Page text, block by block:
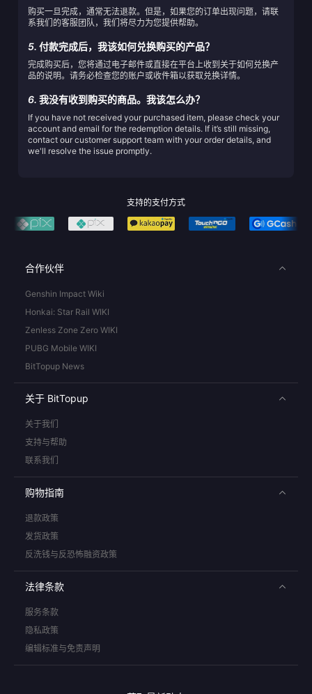
购买一旦完成，通常无法退款。但是，如果您的订单出现问题，请联
系我们的客服团队，我们将尽力为您提供帮助。
5. 付款完成后，我该如何兑换购买的产品？
完成购买后，您将通过电子邮件或直接在平台上收到关于如何兑换产
品的说明。请务必检查您的账户或收件箱以获取兑换详情。
6. 我没有收到购买的商品。我该怎么办？
If you have not received your purchased item, please check your
account and email for the redemption details. If it’s still missing,
contact our customer support team with your order details, and
we'll resolve the issue promptly.
支持的支付方式
合作伙伴
Genshin Impact Wiki
Honkai: Star Rail WIKI
Zenless Zone Zero WIKI
PUBG Mobile WIKI
BitTopup News
关于 BitTopup
关于我们
支持与帮助
联系我们
购物指南
退款政策
发货政策
反洗钱与反恐怖融资政策
法律条款
服务条款
隐私政策
编辑标准与免责声明